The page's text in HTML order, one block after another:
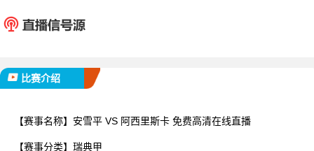
比赛介绍
【赛事名称】 安雪平 VS 阿西里斯卡 免费高清在线直播
【赛事分类】 瑞典甲